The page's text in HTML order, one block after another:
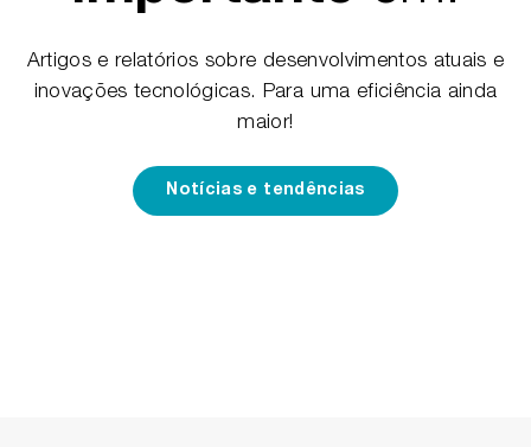
Artigos e relatórios sobre desenvolvimentos atuais e
inovações tecnológicas. Para uma eficiência ainda
maior!
Notícias e tendências